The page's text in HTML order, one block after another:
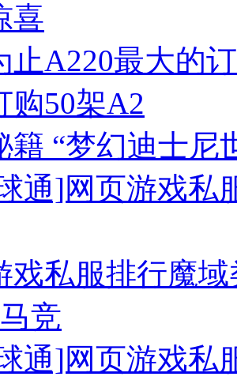
喜
止A220最大的
购50架A2
籍 “梦幻迪士尼
通]网页游戏私
戏私服排行魔
竞
通]网页游戏私